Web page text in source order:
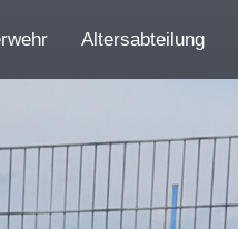
Altersabteilung